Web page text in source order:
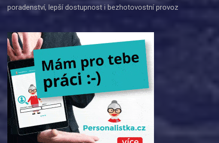
poradenství, lepší dostupnost i bezhotovostní provoz